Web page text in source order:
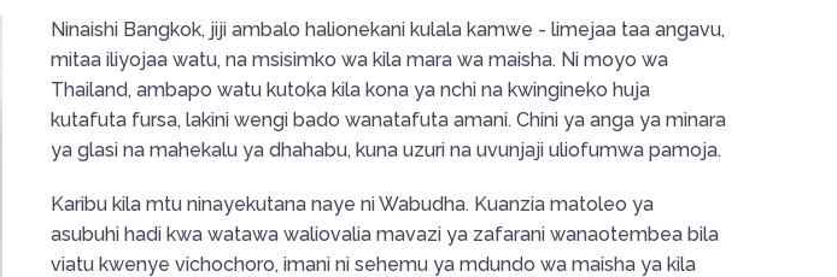
Ninaishi Bangkok, jiji ambalo halionekani kulala kamwe - limejaa taa angavu,
mitaa iliyojaa watu, na msisimko wa kila mara wa maisha. Ni moyo wa
Thailand, ambapo watu kutoka kila kona ya nchi na kwingineko huja
kutafuta fursa, lakini wengi bado wanatafuta amani. Chini ya anga ya minara
ya glasi na mahekalu ya dhahabu, kuna uzuri na uvunjaji uliofumwa pamoja.
Karibu kila mtu ninayekutana naye ni Wabudha. Kuanzia matoleo ya
asubuhi hadi kwa watawa waliovalia mavazi ya zafarani wanaotembea bila
viatu kwenye vichochoro, imani ni sehemu ya mdundo wa maisha ya kila